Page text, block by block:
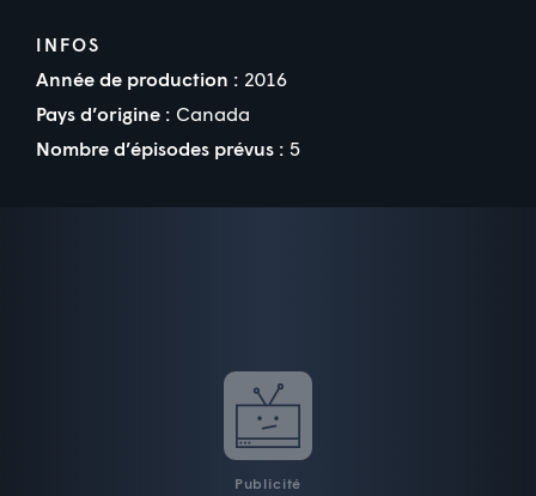
INFOS
Année de production : 2016
Pays d’origine : Canada
Nombre d’épisodes prévus : 5
Publicité